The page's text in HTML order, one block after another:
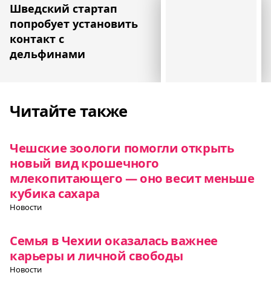
Шведский стартап
попробует установить
контакт с
дельфинами
Читайте также
Чешские зоологи помогли открыть
новый вид крошечного
млекопитающего — оно весит меньше
кубика сахара
Новости
Семья в Чехии оказалась важнее
карьеры и личной свободы
Новости